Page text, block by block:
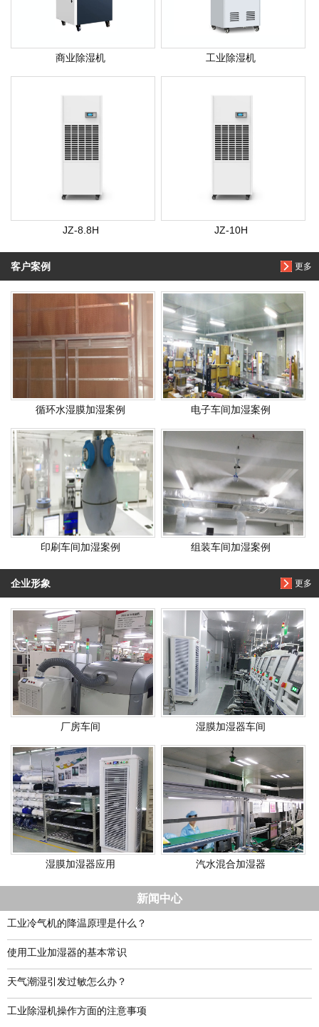
商业除湿机 工业除湿机
JZ-8.8H JZ-10H
更多
客户案例
循环水湿膜加湿案例 电子车间加湿案例
印刷车间加湿案例 组装车间加湿案例
更多
企业形象
厂房车间 湿膜加湿器车间
湿膜加湿器应用 汽水混合加湿器
新闻中心
工业冷气机的降温原理是什么？
使用工业加湿器的基本常识
天气潮湿引发过敏怎么办？
工业除湿机操作方面的注意事项